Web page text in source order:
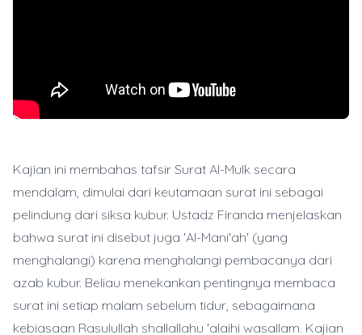
Kajian ini membahas tafsir Surat Al-Mulk secara
mendalam, dimulai dari keutamaan surat ini sebagai
pelindung dari siksa kubur. Ustadz Firanda menjelaskan
bahwa surat ini disebut juga 'Al-Mani'ah' (yang
menghalangi) karena menghalangi pembacanya dari
azab kubur. Beliau menekankan pentingnya membaca
surat ini setiap malam sebelum tidur, sebagaimana
kebiasaan Rasulullah shallallahu 'alaihi wasallam. Kajian